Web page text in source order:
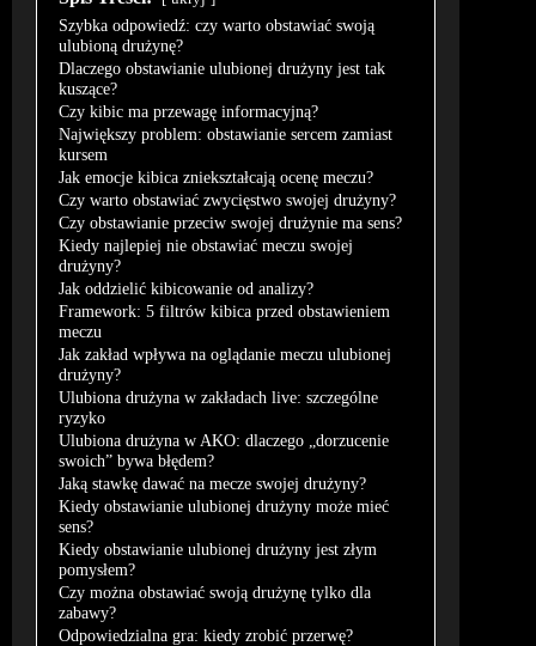
Szybka odpowiedź: czy warto obstawiać swoją
ulubioną drużynę?
Dlaczego obstawianie ulubionej drużyny jest tak
kuszące?
Czy kibic ma przewagę informacyjną?
Największy problem: obstawianie sercem zamiast
kursem
Jak emocje kibica zniekształcają ocenę meczu?
Czy warto obstawiać zwycięstwo swojej drużyny?
Czy obstawianie przeciw swojej drużynie ma sens?
Kiedy najlepiej nie obstawiać meczu swojej
drużyny?
Jak oddzielić kibicowanie od analizy?
Framework: 5 filtrów kibica przed obstawieniem
meczu
Jak zakład wpływa na oglądanie meczu ulubionej
drużyny?
Ulubiona drużyna w zakładach live: szczególne
ryzyko
Ulubiona drużyna w AKO: dlaczego „dorzucenie
swoich” bywa błędem?
Jaką stawkę dawać na mecze swojej drużyny?
Kiedy obstawianie ulubionej drużyny może mieć
sens?
Kiedy obstawianie ulubionej drużyny jest złym
pomysłem?
Czy można obstawiać swoją drużynę tylko dla
zabawy?
Odpowiedzialna gra: kiedy zrobić przerwę?